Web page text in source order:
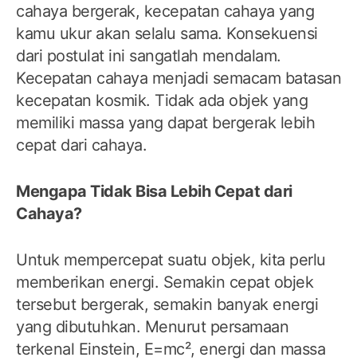
cahaya bergerak, kecepatan cahaya yang
kamu ukur akan selalu sama. Konsekuensi
dari postulat ini sangatlah mendalam.
Kecepatan cahaya menjadi semacam batasan
kecepatan kosmik. Tidak ada objek yang
memiliki massa yang dapat bergerak lebih
cepat dari cahaya.
Mengapa Tidak Bisa Lebih Cepat dari
Cahaya?
Untuk mempercepat suatu objek, kita perlu
memberikan energi. Semakin cepat objek
tersebut bergerak, semakin banyak energi
yang dibutuhkan. Menurut persamaan
terkenal Einstein, E=mc², energi dan massa